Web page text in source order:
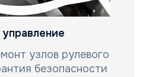
узлов рулевого
безопасности